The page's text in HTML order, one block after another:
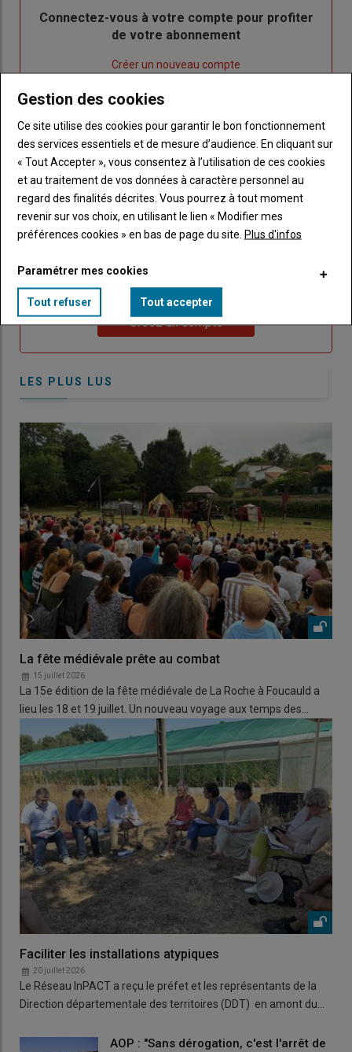
Body
Connectez-vous à votre compte pour profiter
de votre abonnement
un
nouveau
compte"
Créer un nouveau compte
"Réinitialiser
votre
de
passe"
connecte"
Je me connecte
Sous-
titre
Vous n'êtes pas abonné(e)
TITRE CRÉEZ UN COMPTE
BodyChoisissez votre formule et créez votre
compte pour accéder à tout Caracterres.
Lien Créez un compte
LES PLUS LUS
La fête médiévale prête au combat
15 juillet 2026
La 15e édition de la fête médiévale de La Roche à Foucauld a
lieu les 18 et 19 juillet. Un nouveau voyage aux temps des…
Faciliter les installations atypiques
20 juillet 2026
Le Réseau InPACT a reçu le préfet et les représentants de la
Direction départementale des territoires (DDT) en amont du…
AOP : "Sans dérogation, c'est l'arrêt de
Gestion des cookies
Ce site utilise des cookies pour garantir le bon fonctionnement
des services essentiels et de mesure d’audience. En cliquant sur
« Tout Accepter », vous consentez à l’utilisation de ces cookies
et au traitement de vos données à caractère personnel au
regard des finalités décrites. Vous pourrez à tout moment
revenir sur vos choix, en utilisant le lien « Modifier mes
préférences cookies » en bas de page du site. Plus d'infos
Paramétrer mes cookies
Tout refuser Tout accepter